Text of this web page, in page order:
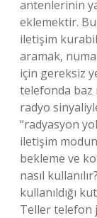
antenlerinin
eklemektir.
iletişim
aramak,
için gereksiz
telefonda baz
radyo
“radyasyon
iletişim
bekleme ve
nasıl
kullanıldığı
Teller telefon